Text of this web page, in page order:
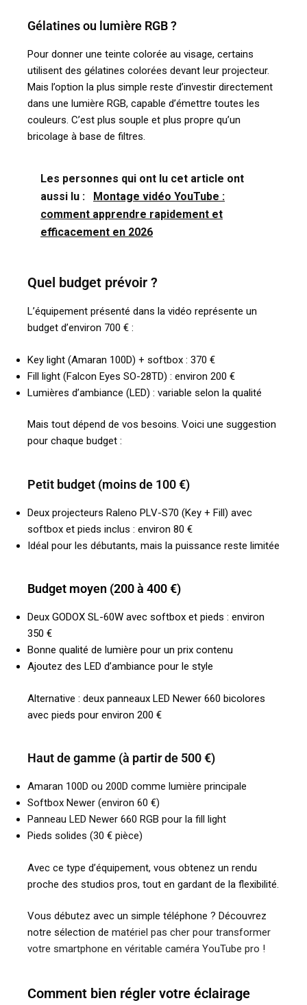
Gélatines ou lumière RGB ?
Pour donner une teinte colorée au visage, certains
utilisent des gélatines colorées devant leur projecteur.
Mais l’option la plus simple reste d’investir directement
dans une lumière RGB, capable d’émettre toutes les
couleurs. C’est plus souple et plus propre qu’un
bricolage à base de filtres.
Les personnes qui ont lu cet article ont
aussi lu :
Montage vidéo YouTube :
comment apprendre rapidement et
efficacement en 2026
Quel budget prévoir ?
L’équipement présenté dans la vidéo représente un
budget d’environ 700 € :
Key light (Amaran 100D) + softbox : 370 €
Fill light (Falcon Eyes SO-28TD) : environ 200 €
Lumières d’ambiance (LED) : variable selon la qualité
Mais tout dépend de vos besoins. Voici une suggestion
pour chaque budget :
Petit budget (moins de 100 €)
Deux projecteurs Raleno PLV-S70 (Key + Fill) avec
softbox et pieds inclus : environ 80 €
Idéal pour les débutants, mais la puissance reste limitée
Budget moyen (200 à 400 €)
Deux GODOX SL-60W avec softbox et pieds : environ
350 €
Bonne qualité de lumière pour un prix contenu
Ajoutez des LED d’ambiance pour le style
Alternative : deux panneaux LED Newer 660 bicolores
avec pieds pour environ 200 €
Haut de gamme (à partir de 500 €)
Amaran 100D ou 200D comme lumière principale
Softbox Newer (environ 60 €)
Panneau LED Newer 660 RGB pour la fill light
Pieds solides (30 € pièce)
Avec ce type d’équipement, vous obtenez un rendu
proche des studios pros, tout en gardant de la flexibilité.
Vous débutez avec un simple téléphone ? Découvrez
notre sélection de matériel pas cher pour transformer
votre smartphone en véritable caméra YouTube pro !
Comment bien régler votre éclairage